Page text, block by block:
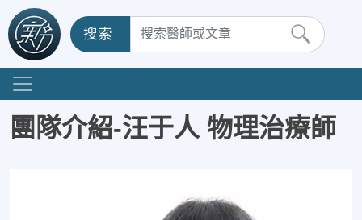
搜索
團隊介紹-汪于人 物理治療師